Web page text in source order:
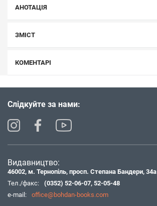
АНОТАЦІЯ
ЗМІСТ
КОМЕНТАРІ
Слідкуйте за нами:
Видавництво:
46002, м. Тернопіль, просп. Степана Бандери, 34а
Тел./факс:
(0352) 52-06-07, 52-05-48
e-mail:
office@bohdan-books.com